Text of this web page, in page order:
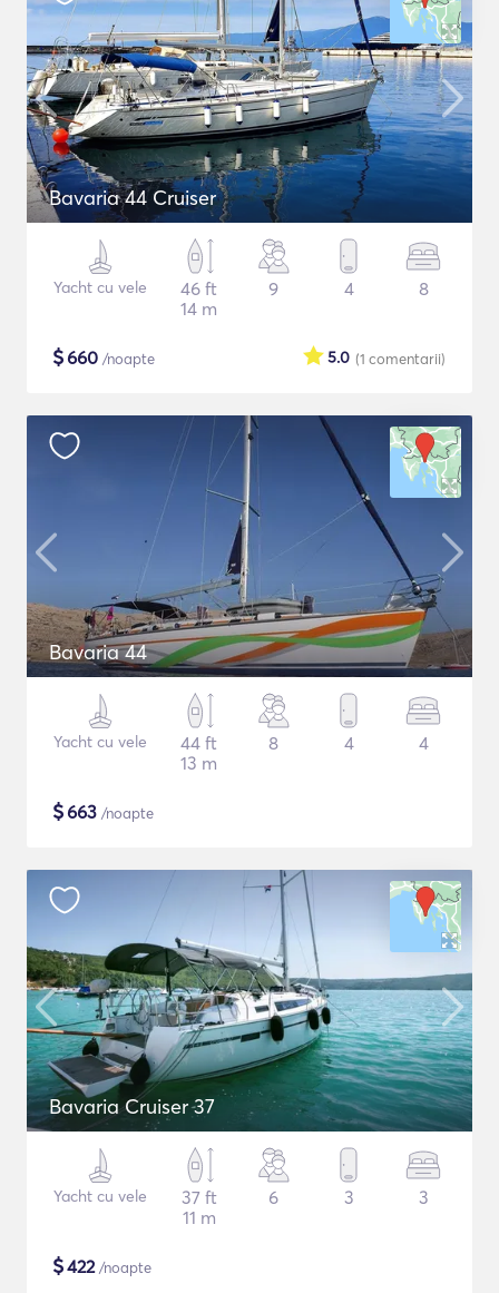
Bavaria 44 Cruiser
Yacht cu vele
46 ft
14 m
9 4 8
$660 /noapte (1 comentarii)
5.0
Bavaria 44
Yacht cu vele
44 ft
13 m
8 4 4
$663 /noapte
Bavaria Cruiser 37
Yacht cu vele
37 ft
11 m
6 3 3
$422/noapte